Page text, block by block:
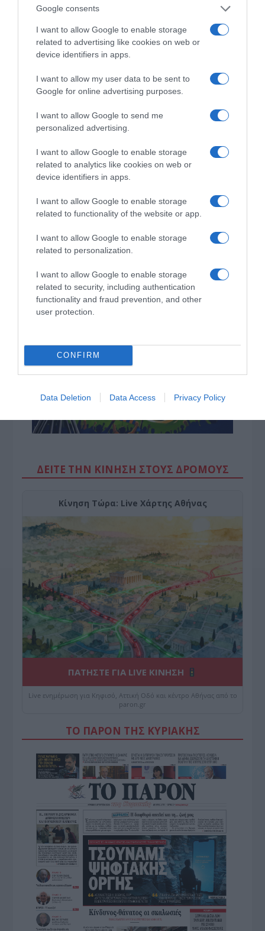
Google consents
I want to allow Google to enable storage
related to advertising like cookies on web or
device identifiers in apps.
I want to allow my user data to be sent to
Google for online advertising purposes.
I want to allow Google to send me
personalized advertising.
I want to allow Google to enable storage
related to analytics like cookies on web or
device identifiers in apps.
I want to allow Google to enable storage
related to functionality of the website or app.
I want to allow Google to enable storage
related to personalization.
I want to allow Google to enable storage
related to security, including authentication
functionality and fraud prevention, and other
user protection.
CONFIRM
Data Deletion Data Access Privacy Policy
ΓΙΑ ΤΟ ΚΑΛΟΚΑΊΡΙ ΣΟΥ →
ΡΟΗ ΕΙΔΗΣΕΩΝ
Ορθόδοξοι υπάρχουν και στα Βαλκάνια, κύριοι του
ΥΠΕΞ!
Ψυχρολουσία στην Τούμπα: Ο ΠΑΟΚ πλήρωσε το
«μπλακ άουτ» των 17 δευτερολέπτων και τρέχει για
ΠΑΟΚ – Άντερλεχτ LIVE: Η τηλεοπτική μετάδοση του
αγώνα (OPEN)
Στη Μύκονο βρίσκεται η Nicole Kidman: Γεύμα στο
Nammos μαζί με Zoe Saldaña και Omar Epps
Ρένα Δούρου: Θολή συμφωνία που αφήνει ανοικτά
ερωτήματα σχετικά με τα κυριαρχικά δικαιώματα της
Ελλάδας έναντι της τουρκικής επιθετικότητας
Ο Μιλάν Βιτάλις στην ΑΕΚ μέχρι το 2030! Ο νέος
ηγέτης;
ΔΕΙΤΕ ΤΗΝ ΚΙΝΗΣΗ ΣΤΟΥΣ ΔΡΌΜΟΥΣ
Κίνηση Τώρα: Live Χάρτης Αθήνας
ΠΑΤΗΣΤΕ ΓΙΑ LIVE ΚΙΝΗΣΗ
Live ενημέρωση για Κηφισό, Αττική Οδό και κέντρο Αθήνας από το
paron.gr
ΤΟ ΠΑΡΟΝ ΤΗΣ ΚΥΡΙΑΚΗΣ